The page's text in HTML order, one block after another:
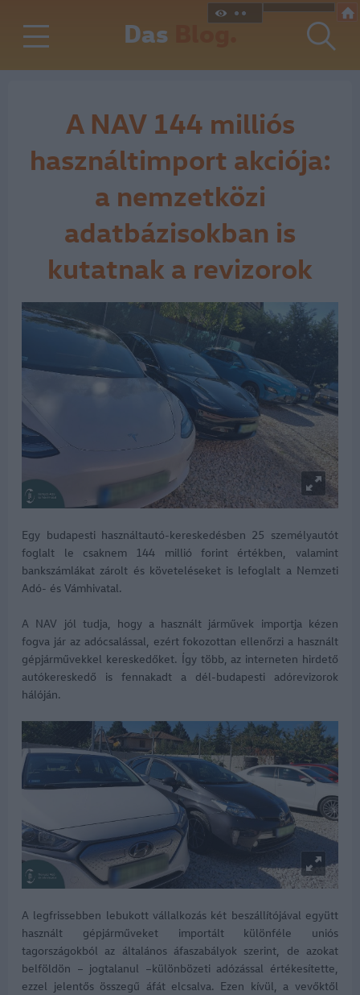
Das Blog.
A NAV 144 milliós
használtimport akciója:
a nemzetközi
adatbázisokban is
kutatnak a revizorok
Egy budapesti használtautó-kereskedésben 25 személyautót
foglalt le csaknem 144 millió forint értékben, valamint
bankszámlákat zárolt és követeléseket is lefoglalt a Nemzeti
Adó- és Vámhivatal.
A NAV jól tudja, hogy a használt járművek importja kézen
fogva jár az adócsalással, ezért fokozottan ellenőrzi a használt
gépjárművekkel kereskedőket. Így több, az interneten hirdető
autókereskedő is fennakadt a dél-budapesti adórevizorok
hálóján.
A legfrissebben lebukott vállalkozás két beszállítójával együtt
használt gépjárműveket importált különféle uniós
tagországokból az általános áfaszabályok szerint, de azokat
belföldön – jogtalanul –különbözeti adózással értékesítette,
ezzel jelentős összegű áfát elcsalva. Ezen kívül, a vevőktől